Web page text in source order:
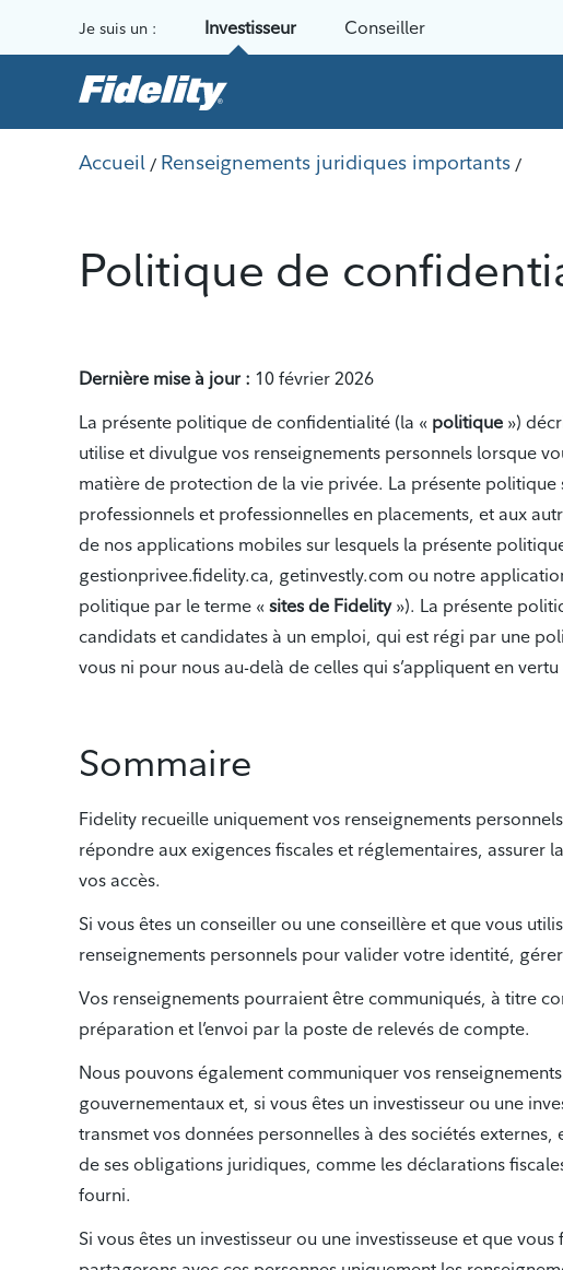
Je suis un : Investisseur Conseiller
Accueil / Renseignements juridiques importants /
Politique de
Dernière mise à jour : 10 février 2026
La présente politique de confidentialité (la « politique »)
utilise et divulgue vos renseignements personnels lorsque
matière de protection de la vie privée. La présente politique
professionnels et professionnelles en placements, et aux
de nos applications mobiles sur lesquels la présente
gestionprivee.fidelity.ca, getinvestly.com ou notre
politique par le terme « sites de Fidelity»). La présente
candidats et candidates à un emploi, qui est régi par une
vous ni pour nous au-delà de celles qui s’appliquent en
Sommaire
Fidelity recueille uniquement vos renseignements
répondre aux exigences fiscales et réglementaires,
vos accès.
Si vous êtes un conseiller ou une conseillère et que vous
renseignements personnels pour valider votre identité,
Vos renseignements pourraient être communiqués, à titre
préparation et l’envoi par la poste de relevés de compte.
Nous pouvons également communiquer vos
gouvernementaux et, si vous êtes un investisseur ou une
transmet vos données personnelles à des sociétés
de ses obligations juridiques, comme les déclarations
fourni.
Si vous êtes un investisseur ou une investisseuse et que